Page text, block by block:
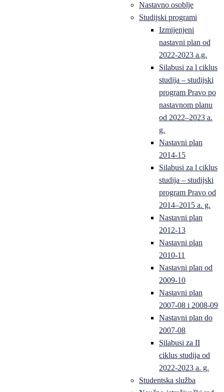
Nastavno osoblje
Studijski programi
Izmijenjeni
nastavni plan od
2022-2023 a.g.
Silabusi za l ciklus
studija – studijski
program Pravo po
nastavnom planu
od 2022–2023 a.
g.
Nastavni plan
2014-15
Silabusi za l ciklus
studija – studijski
program Pravo od
2014–2015 a. g.
Nastavni plan
2012-13
Nastavni plan
2010-11
Nastavni plan od
2009-10
Nastavni plan
2007-08 i 2008-09
Nastavni plan do
2007-08
Silabusi za II
ciklus studija od
2022-2023 a. g.
Studentska služba